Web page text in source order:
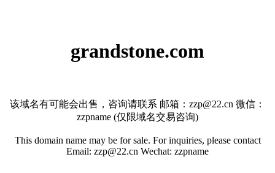
grandstone.com
该域名有可能会出售，咨询请联系 邮箱：zzp@22.cn 微信：
zzpname (仅限域名交易咨询)
This domain name may be for sale. For inquiries, please contact
Email: zzp@22.cn Wechat: zzpname